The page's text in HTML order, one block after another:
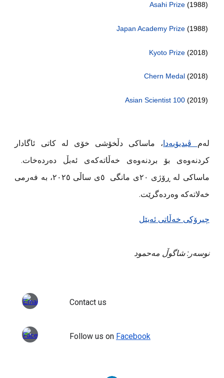
Asahi Prize(1988)
Japan Academy Prize(1988)
Kyoto Prize(2018)
Chern Medal(2018)
Asian Scientist 100(2019)
لەم ڤیدیۆیەدا، ماساکی دڵخۆشی خۆی لە کاتی ئاگادار
کردنەوەی بۆ بردنەوەی خەڵاتەکەی ئەبڵ دەردەخات.
ماساکی لە ڕۆژی ٢٠ی مانگی ٥ی ساڵی ٢٠٢٥، بە فەرمی
خەلاتەکە وەردەگرێت.
چیرۆکی خەڵاتی ئەبێل
نوسەر:شاگوڵ مەحمود
Contact us
Follow us on Facebook